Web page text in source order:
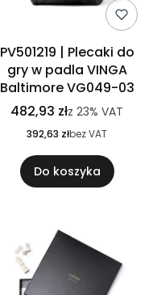
PV501219 | Plecaki do
gry w padla VINGA
Baltimore VG049-03
482,93 złz 23% VAT
392,63 złbez VAT
Do koszyka